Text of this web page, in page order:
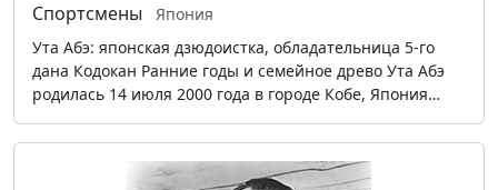
Спортсмены
Япония
Ута Абэ: японская дзюдоистка, обладательница 5-го
дана Кодокан Ранние годы и семейное древо Ута Абэ
родилась 14 июля 2000 года в городе Кобе, Япония…